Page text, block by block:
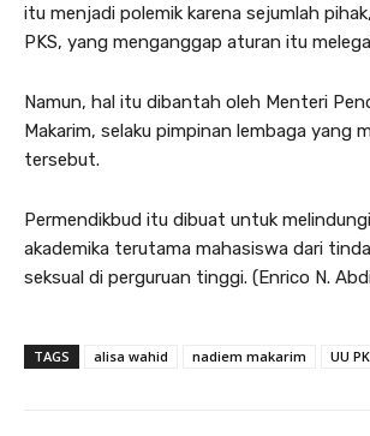
itu menjadi polemik karena sejumlah
PKS, yang menganggap aturan itu
Namun, hal itu dibantah oleh Menteri
Makarim, selaku pimpinan lembaga yang
tersebut.
Permendikbud itu dibuat untuk
akademika terutama mahasiswa dari
seksual di perguruan tinggi. (Enrico N.
TAGS alisa wahid nadiem makarim UU